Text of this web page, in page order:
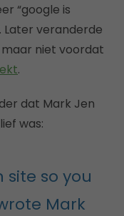
“google is
Later veranderde
maar niet voordat
.
dat Mark Jen
was:
site so you
Mark